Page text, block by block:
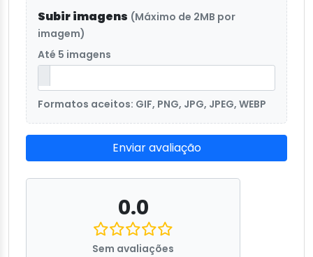
Subir imagens (Máximo de 2MB por
imagem)
Até 5 imagens
Formatos aceitos: GIF, PNG, JPG, JPEG, WEBP
Enviar avaliação
0.0
Sem avaliações